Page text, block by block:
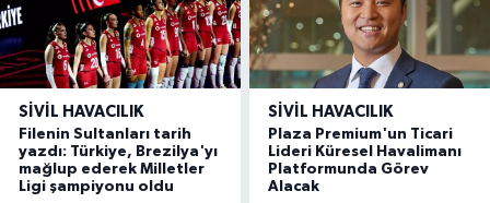
SIVIL HAVACILIK
Filenin Sultanları tarih
yazdı: Türkiye, Brezilya'yı
mağlup ederek Milletler
Ligi şampiyonu oldu
SIVIL HAVACILIK
Plaza Premium'un Ticari
Lideri Küresel Havalimanı
Platformunda Görev
Alacak